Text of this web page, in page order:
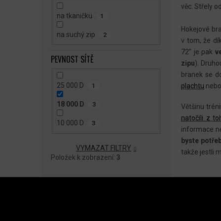
na tkaničku 1
na suchý zip 2
PEVNOST SÍTĚ
25 000 D 1
18 000 D 3
10 000 D 3
VYMAZAT FILTRY
Položek k zobrazení: 3
věc. Střely
Hokejové
v tom, že
72” je pak
zipu).
branek se
plachtu nebo
Většinu
natočili z
informace
byste
takže jestli
Z